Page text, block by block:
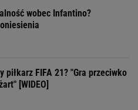
wobec Infantino?
piłkarz FIFA 21? "Gra przeciwko
[WIDEO]